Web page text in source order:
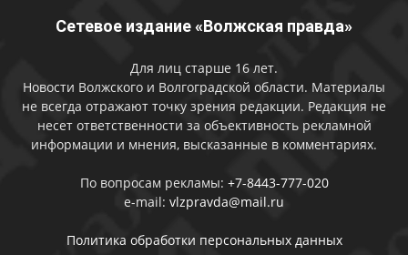
Сетевое издание «Волжская правда»
Для лиц старше 16 лет.
Новости Волжского и Волгоградской области. Материалы
не всегда отражают точку зрения редакции. Редакция не
несет ответственности за объективность рекламной
информации и мнения, высказанные в комментариях.
По вопросам рекламы: +7-8443-777-020
e-mail: vlzpravda@mail.ru
Политика обработки персональных данных